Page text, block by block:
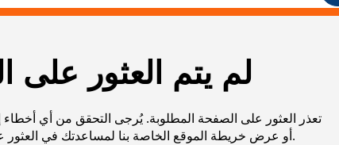
لم يتم العثور على
تعذر العثور على الصفحة المطلوبة. يُرجى التحقق من أي أخطاء
URL، أو عرض خريطة الموقع الخاصة بنا لمساعدتك في العثور على ما تريد.